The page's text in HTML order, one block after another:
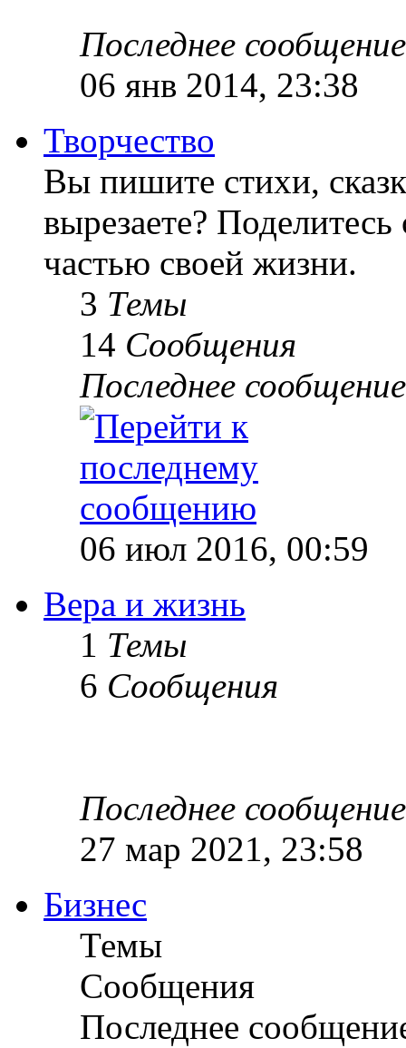
Последнее сообщение
06 янв 2014, 23:38
Творчество
Вы пишите стихи,
вырезаете?
частью своей жизни.
3 Темы
14 Сообщения
Последнее сообщение
06 июл 2016, 00:59
Вера и жизнь
1 Темы
6 Сообщения
Последнее сообщение
27 мар 2021, 23:58
Бизнес
Темы
Сообщения
Последнее